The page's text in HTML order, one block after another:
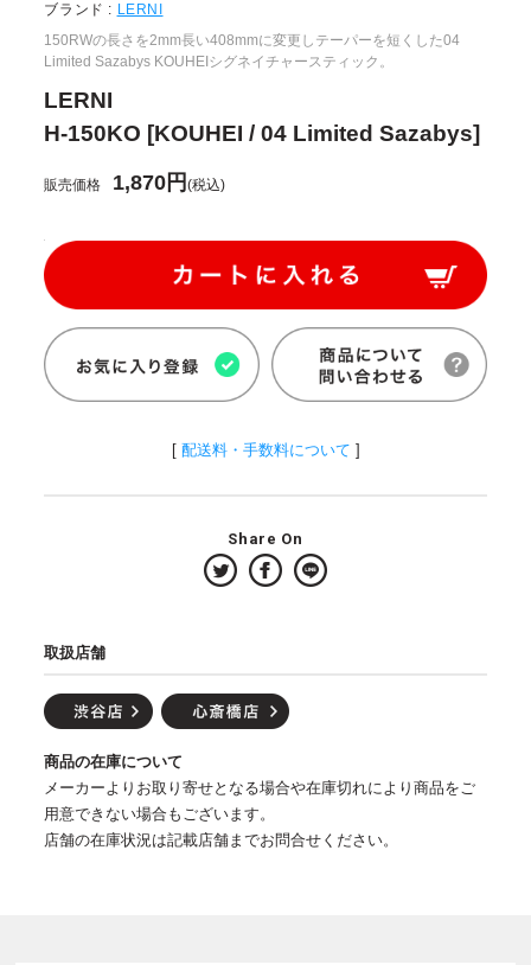
ブランド : LERNI
150RWの長さを2mm長い408mmに変更しテーパーを短くした04
Limited Sazabys KOUHEIシグネイチャースティック。
LERNI
H-150KO [KOUHEI / 04 Limited Sazabys]
販売価格 1,870円(税込)
[ 配送料・手数料について ]
Share On
取扱店舗
商品の在庫について
メーカーよりお取り寄せとなる場合や在庫切れにより商品をご
用意できない場合もございます。
店舗の在庫状況は記載店舗までお問合せください。